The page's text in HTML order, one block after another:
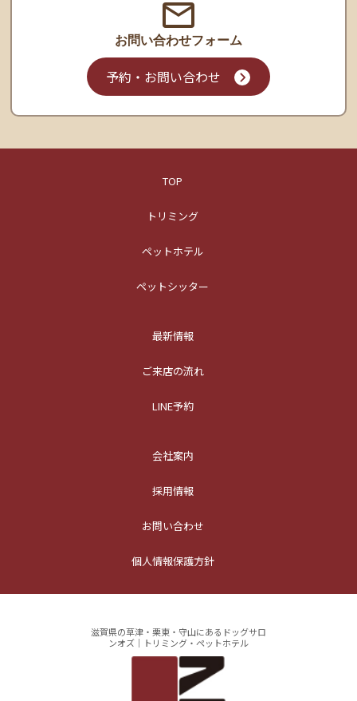
お問い合わせフォーム
予約・お問い合わせ
TOP
トリミング
ペットホテル
ペットシッター
最新情報
ご来店の流れ
LINE予約
会社案内
採用情報
お問い合わせ
個人情報保護方針
滋賀県の草津・栗東・守山にあるドッグサロ
ンオズ｜トリミング・ペットホテル